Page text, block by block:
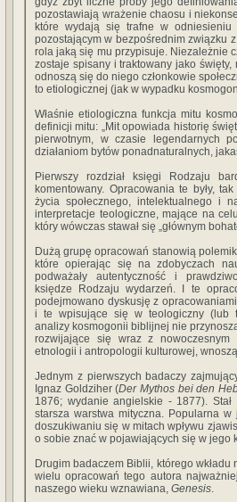
pozostawiają wrażenie chaosu i
które wydają się trafne w odniesieniu
pozostającym w bezpośrednim związku
rola jaką się mu przypisuje. Niezależnie
zostaje spisany i traktowany jako
odnoszą się do niego członkowie
to etiologicznej (jak w wypadku
Właśnie etiologiczna funkcja mitu
definicji mitu: „Mit opowiada historię
pierwotnym, w czasie legendarnych
działaniom bytów ponadnaturalnych,
Pierwszy rozdział księgi Rodzaju
komentowany. Opracowania te były,
życia społecznego, intelektualnego i
interpretacje teologiczne, mające na
który wówczas stawał się „głównym
Dużą grupę opracowań stanowią
które opierając się na zdobyczach
podważały autentyczność i
księdze Rodzaju wydarzeń. I te
podejmowano dyskusję z
i te wpisujące się w teologiczny (lub
analizy kosmogonii biblijnej nie
rozwijające się wraz z
etnologii i antropologii kulturowej,
Jednym z pierwszych badaczy
Ignaz Goldziher (Der Mythos bei den
1876; wydanie angielskie - 1877).
starsza warstwa mityczna. Popularna
doszukiwaniu się w mitach wpływu
o sobie znać w pojawiających się w jego
Drugim badaczem Biblii, którego
wielu opracowań tego autora
naszego wieku wznawiana, Genesis.